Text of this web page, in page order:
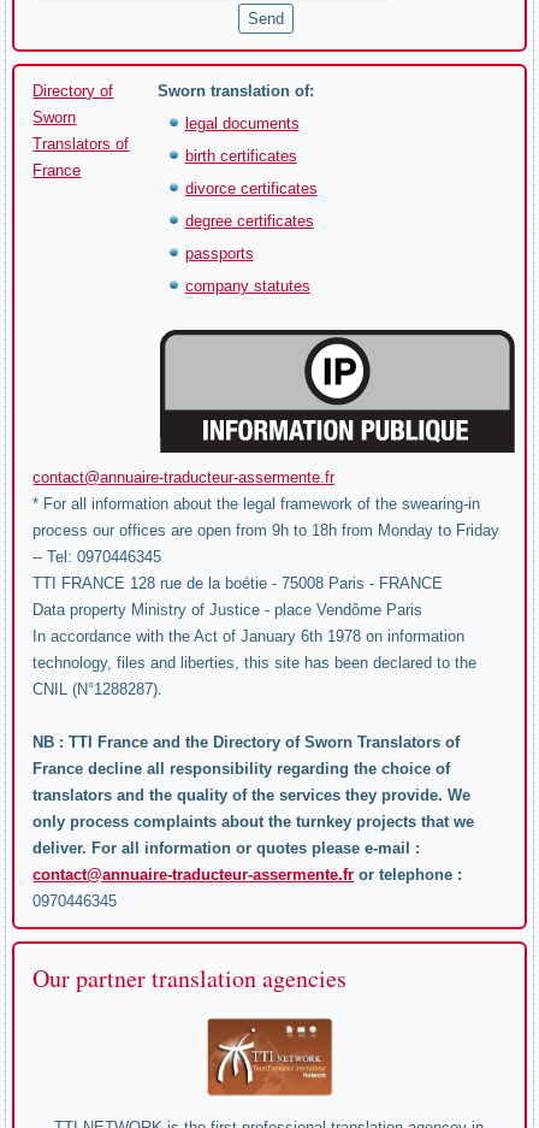
Sworn translation of:
legal documents
birth certificates
divorce certificates
degree certificates
passports
company statutes
Directory of
Sworn
Translators of
France
contact@annuaire-traducteur-assermente.fr
* For all information about the legal framework of the swearing-in
process our offices are open from 9h to 18h from Monday to Friday
-- Tel: 0970446345
TTI FRANCE 128 rue de la boétie - 75008 Paris - FRANCE
Data property Ministry of Justice - place Vendôme Paris
In accordance with the Act of January 6th 1978 on information
technology, files and liberties, this site has been declared to the
CNIL (N°1288287).
NB : TTI France and the Directory of Sworn Translators of
France decline all responsibility regarding the choice of
translators and the quality of the services they provide. We
only process complaints about the turnkey projects that we
deliver. For all information or quotes please e-mail :
contact@annuaire-traducteur-assermente.fr or telephone :
0970446345
Our partner translation agencies